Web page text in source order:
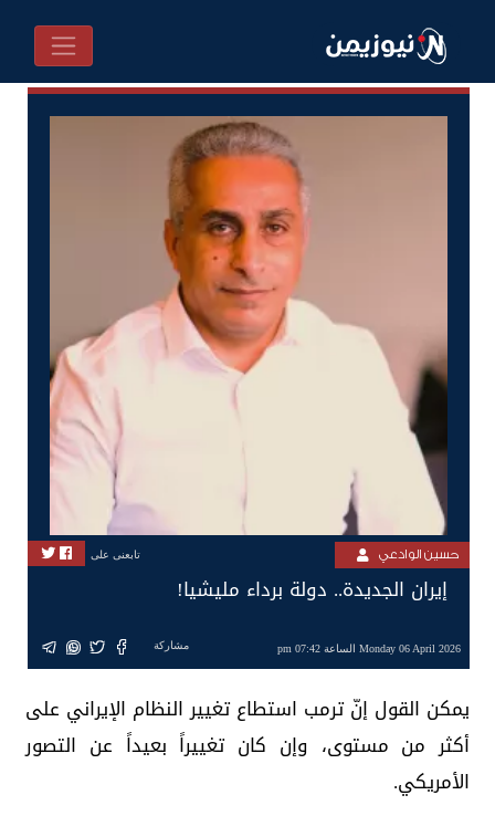
حسين الوادعي تابعنى على
إيران الجديدة.. دولة برداء مليشيا!
Monday 06 April 2026 الساعة 07:42 pm مشاركة
يمكن القول إنّ ترمب استطاع تغيير النظام الإيراني على
أكثر من مستوى، وإن كان تغييراً بعيداً عن التصور
الأمريكي.